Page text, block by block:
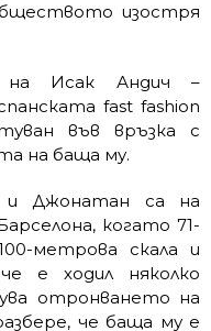
изостря
на Исак Андич –
fast fashion
във връзка с
на баща му.
и Джонатан са на
когато 71-
метрова скала и
е ходил няколко
отронването на
че баща му е